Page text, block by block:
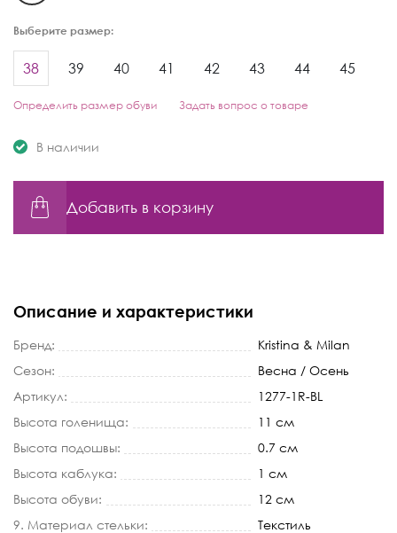
Выберите размер:
38 39 40 41 42 43 44 45
Определить размер обуви Задать вопрос о товаре
В наличии
Добавить в корзину
Описание и характеристики
Бренд:
Kristina & Milan
Сезон:
Весна / Осень
Артикул:
1277-1R-BL
Высота голенища:
11 см
Высота подошвы:
0.7 см
Высота каблука:
1 см
Высота обуви:
12 см
9. Материал стельки:
Текстиль